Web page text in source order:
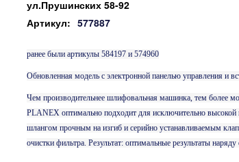
ул.Прушинских 58-92
Артикул: 577887
ранее были артикулы 584197 и 574960
Обновленная модель с электронной панелью управления и
Чем производительнее шлифовальная машинка, тем
PLANEX оптимально подходит для исключительно
шлангом прочным на изгиб и серийно устанавливаемым
очистки фильтра. Результат: оптимальные результаты